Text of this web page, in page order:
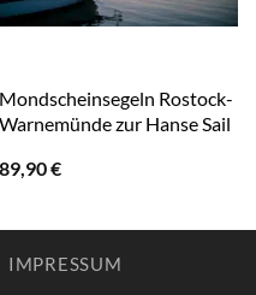
Mondscheinsegeln Rostock-
Warnemünde zur Hanse Sail
89,90€
IMPRESSUM